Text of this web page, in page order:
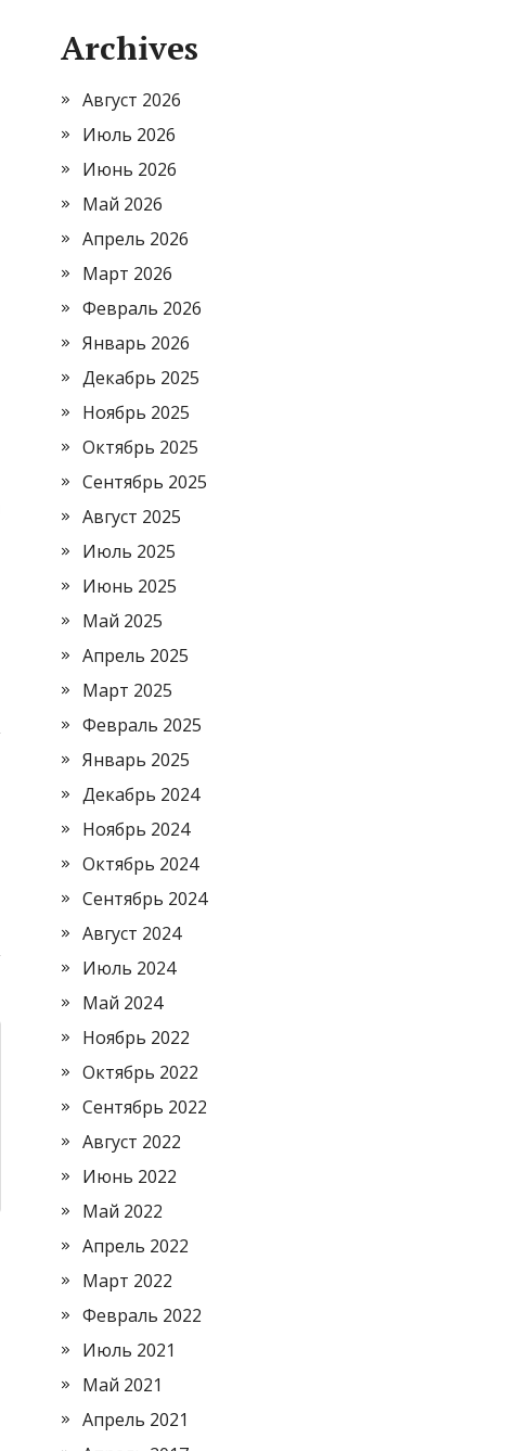
Archives
Август 2026
Июль 2026
Июнь 2026
Май 2026
Апрель 2026
Март 2026
Февраль 2026
Январь 2026
Декабрь 2025
Ноябрь 2025
Октябрь 2025
Сентябрь 2025
Август 2025
Июль 2025
Июнь 2025
Май 2025
Апрель 2025
Март 2025
Февраль 2025
Январь 2025
Декабрь 2024
Ноябрь 2024
Октябрь 2024
Сентябрь 2024
Август 2024
Июль 2024
Май 2024
Ноябрь 2022
Октябрь 2022
Сентябрь 2022
Август 2022
Июнь 2022
Май 2022
Апрель 2022
Март 2022
Февраль 2022
Июль 2021
Май 2021
Апрель 2021